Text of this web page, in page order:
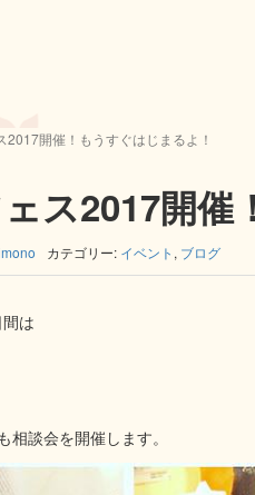
2017開催！もうすぐはじまるよ！
ス2017開
カテゴリー: イベント , ブログ
は
談会を開催します。